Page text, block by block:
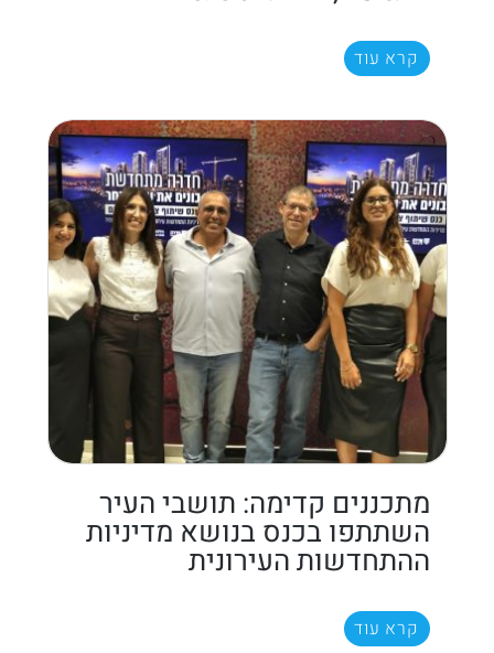
קרא עוד
מתכננים קדימה: תושבי העיר
השתתפו בכנס בנושא מדיניות
ההתחדשות העירונית
קרא עוד